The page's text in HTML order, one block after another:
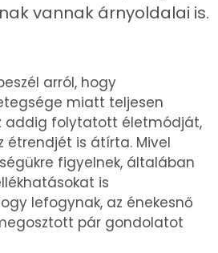
vannak árnyoldalai is.
arról, hogy
miatt teljesen
addig folytatott életmódját,
étrendjét is átírta. Mivel
figyelnek, általában
is
lefogynak, az énekesnő
pár gondolatot